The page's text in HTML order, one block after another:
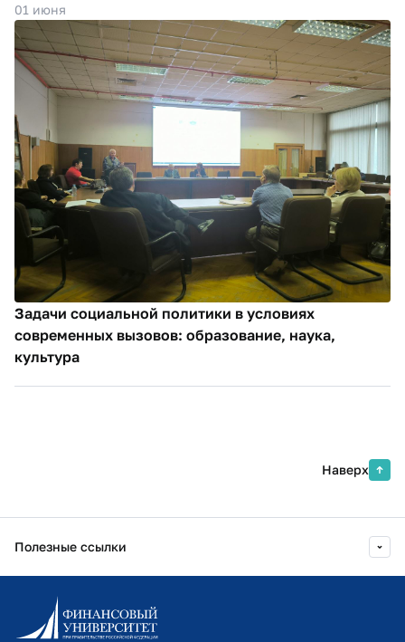
01 июня
Задачи социальной политики в условиях
современных вызовов: образование, наука,
культура
Наверх
Полезные ссылки
Информационно-образовательный портал
Личный кабинет поступающего